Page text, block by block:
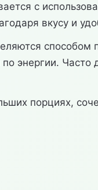
с
вкусу и
энергии. Часто
порциях,